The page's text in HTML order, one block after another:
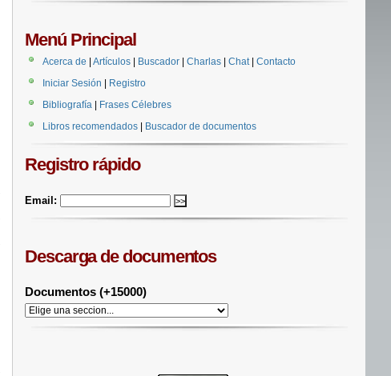
Menú Principal
Acerca de Artículos Buscador Charlas Chat| Contacto
Iniciar Sesión
Registro
Bibliografía
Frases Célebres
Libros recomendados
Buscador de documentos
Registro rápido
Email:
Descarga de documentos
Documentos (+15000)